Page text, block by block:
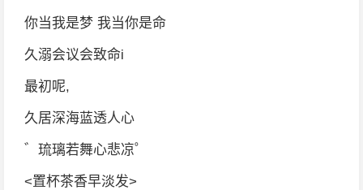
你当我是梦 我当你是命
久溺会议会致命i
最初呢,
久居深海蓝透人心
゛琉璃若舞心悲凉゜
<置杯茶香早淡发>